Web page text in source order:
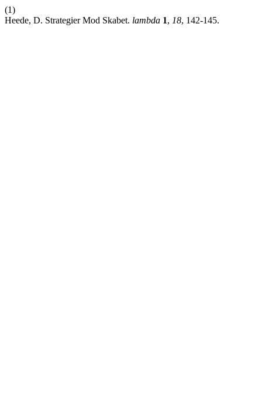
(1)
Heede, D. Strategier Mod Skabet. lambda 1, 18, 142-145.